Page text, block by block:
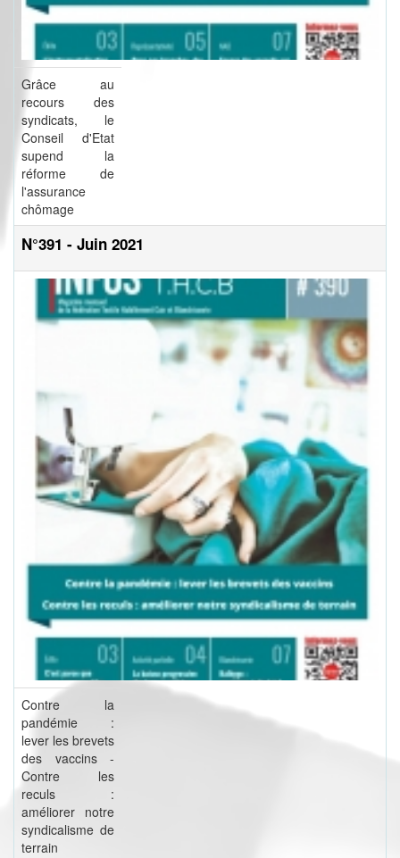
Grâce au
recours des
syndicats, le
Conseil d'Etat
supend la
réforme de
l'assurance
chômage
N°391 - Juin 2021
Contre la
pandémie :
lever les brevets
des vaccins -
Contre les
reculs :
améliorer notre
syndicalisme de
terrain